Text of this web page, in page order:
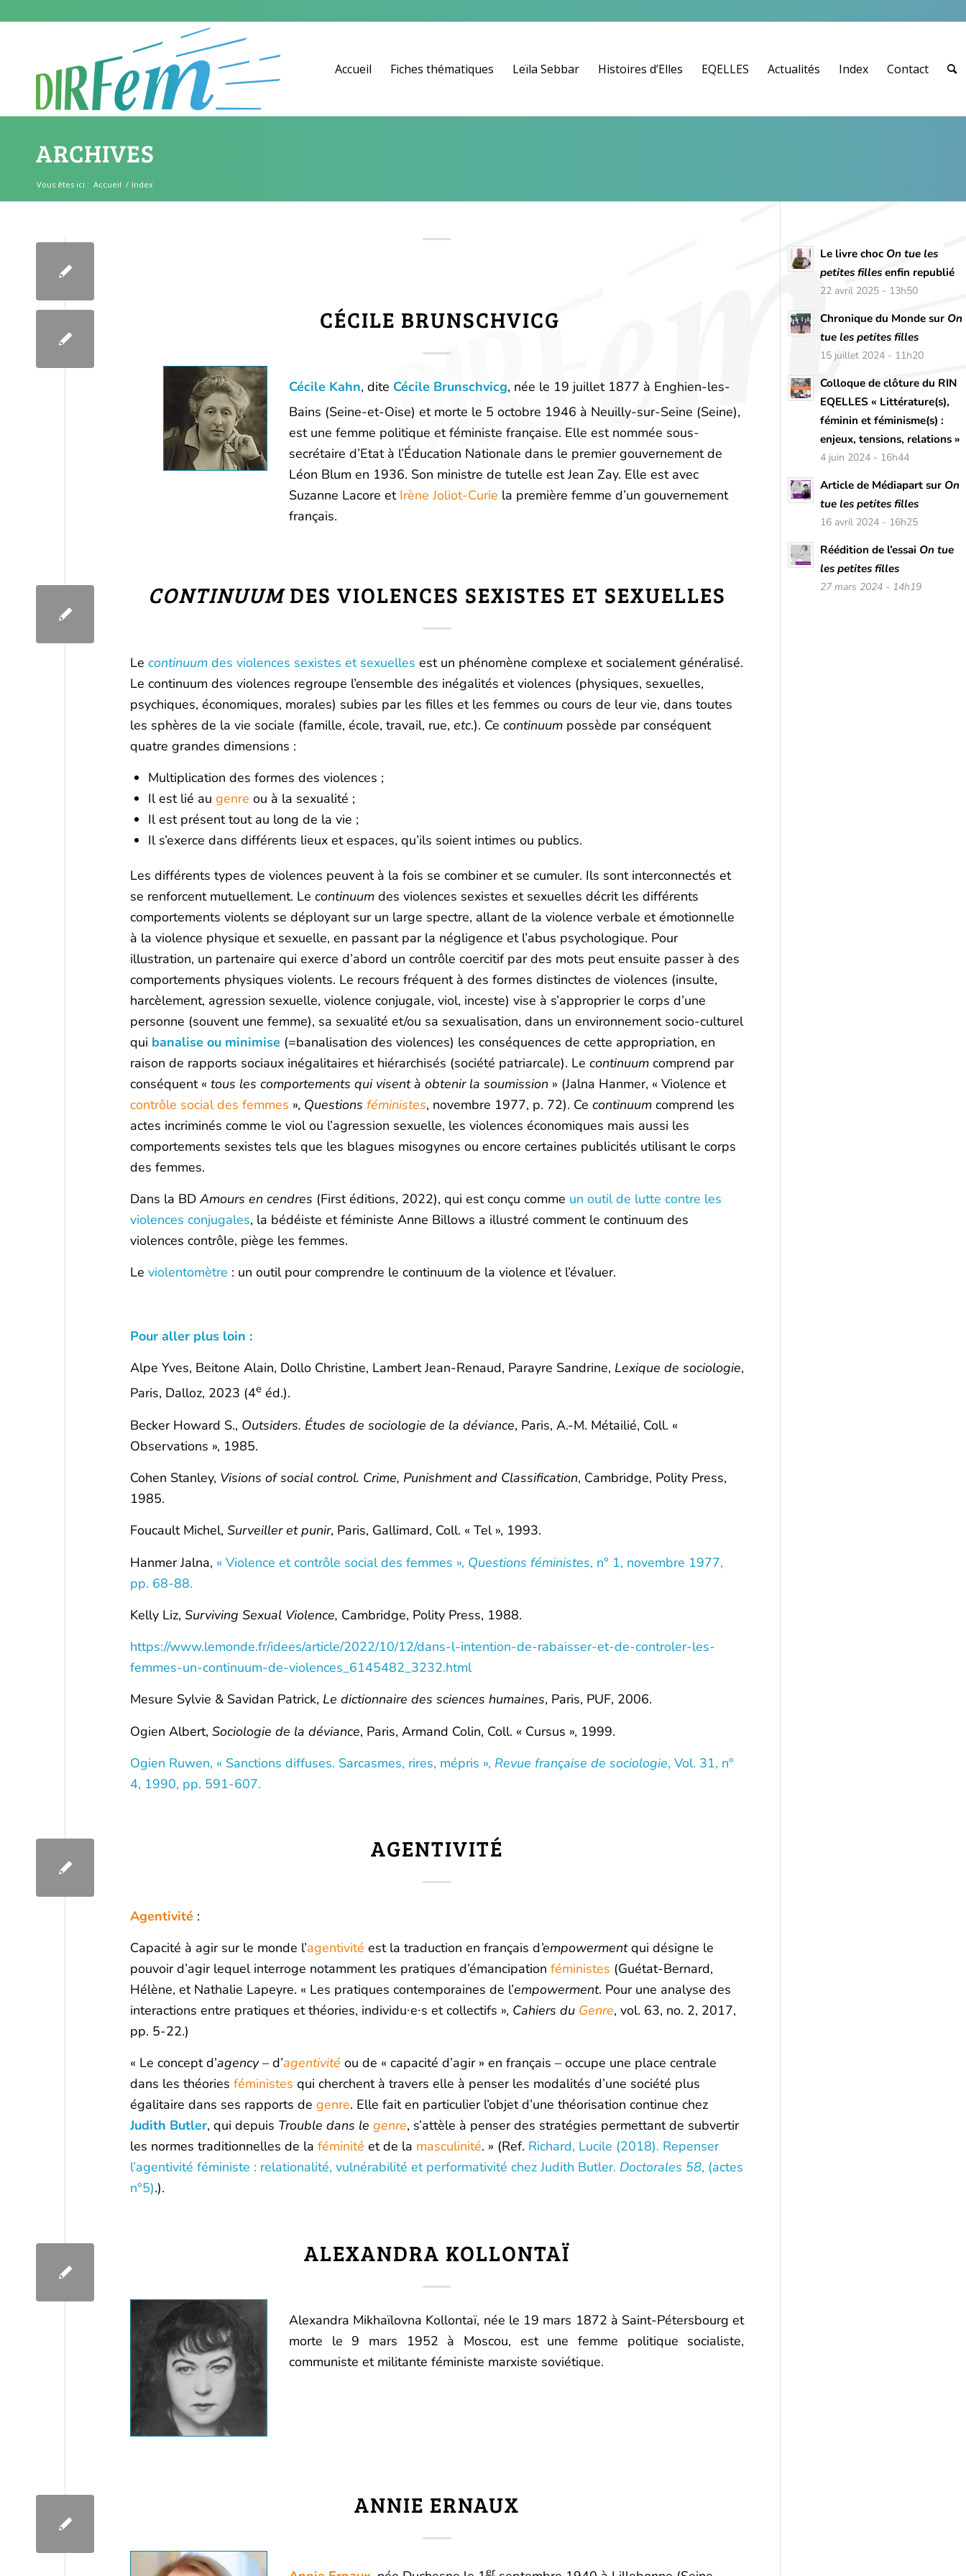
Accueil Fiches thématiques Leïla Sebbar Histoires d’Elles EQELLES Actualités Index Contact
ARCHIVES
Vous êtes ici : Accueil / Index
CÉCILE BRUNSCHVICG
Cécile Kahn, dite Cécile Brunschvicg, née le 19 juillet 1877 à Enghien-les-
Bains (Seine-et-Oise) et morte le 5 octobre 1946 à Neuilly-sur-Seine (Seine),
est une femme politique et féministe française. Elle est nommée sous-
secrétaire d’Etat à l’Éducation Nationale dans le premier gouvernement de
Léon Blum en 1936. Son ministre de tutelle est Jean Zay. Elle est avec
Suzanne Lacore et Irène Joliot-Curie la première femme d’un gouvernement
français.
CONTINUUMDES VIOLENCES SEXISTES ET SEXUELLES
Le continuum des violences sexistes et sexuelles est un phénomène complexe et socialement généralisé.
Le continuum des violences regroupe l’ensemble des inégalités et violences (physiques, sexuelles,
psychiques, économiques, morales) subies par les filles et les femmes ou cours de leur vie, dans toutes
les sphères de la vie sociale (famille, école, travail, rue, etc.). Ce continuum possède par conséquent
quatre grandes dimensions :
Multiplication des formes des violences ;
Il est lié au genre ou à la sexualité ;
Il est présent tout au long de la vie ;
Il s’exerce dans différents lieux et espaces, qu’ils soient intimes ou publics.
Les différents types de violences peuvent à la fois se combiner et se cumuler. Ils sont interconnectés et
se renforcent mutuellement. Le continuum des violences sexistes et sexuelles décrit les différents
comportements violents se déployant sur un large spectre, allant de la violence verbale et émotionnelle
à la violence physique et sexuelle, en passant par la négligence et l’abus psychologique. Pour
illustration, un partenaire qui exerce d’abord un contrôle coercitif par des mots peut ensuite passer à des
comportements physiques violents. Le recours fréquent à des formes distinctes de violences (insulte,
harcèlement, agression sexuelle, violence conjugale, viol, inceste) vise à s’approprier le corps d’une
personne (souvent une femme), sa sexualité et/ou sa sexualisation, dans un environnement socio-culturel
qui banalise ou minimise (=banalisation des violences) les conséquences de cette appropriation, en
raison de rapports sociaux inégalitaires et hiérarchisés (société patriarcale). Le continuum comprend par
conséquent « tous les comportements qui visent à obtenir la soumission » (Jalna Hanmer, « Violence et
contrôle social des femmes », Questions féministes, novembre 1977, p. 72). Ce continuum comprend les
actes incriminés comme le viol ou l’agression sexuelle, les violences économiques mais aussi les
comportements sexistes tels que les blagues misogynes ou encore certaines publicités utilisant le corps
des femmes.
Dans la BD Amours en cendres (First éditions, 2022), qui est conçu comme un outil de lutte contre les
violences conjugales, la bédéiste et féministe Anne Billows a illustré comment le continuum des
violences contrôle, piège les femmes.
Le violentomètre : un outil pour comprendre le continuum de la violence et l’évaluer.
Pour aller plus loin :
Alpe Yves, Beitone Alain, Dollo Christine, Lambert Jean-Renaud, Parayre Sandrine, Lexique de sociologie,
Paris, Dalloz, 2023 (4e éd.).
Becker Howard S., Outsiders. Études de sociologie de la déviance, Paris, A.-M. Métailié, Coll. «
Observations », 1985.
Cohen Stanley, Visions of social control. Crime, Punishment and Classification, Cambridge, Polity Press,
1985.
Foucault Michel, Surveiller et punir, Paris, Gallimard, Coll. « Tel », 1993.
Hanmer Jalna, « Violence et contrôle social des femmes », Questions féministes, n° 1, novembre 1977,
pp. 68-88.
Kelly Liz, Surviving Sexual Violence, Cambridge, Polity Press, 1988.
https://www.lemonde.fr/idees/article/2022/10/12/dans-l-intention-de-rabaisser-et-de-controler-les-
femmes-un-continuum-de-violences_6145482_3232.html
Mesure Sylvie & Savidan Patrick, Le dictionnaire des sciences humaines, Paris, PUF, 2006.
Ogien Albert, Sociologie de la déviance, Paris, Armand Colin, Coll. « Cursus », 1999.
Ogien Ruwen, « Sanctions diffuses. Sarcasmes, rires, mépris », Revue française de sociologie, Vol. 31, n°
4, 1990, pp. 591-607.
AGENTIVITÉ
Agentivité :
Capacité à agir sur le monde l’agentivité est la traduction en français d’empowermentqui désigne le
pouvoir d’agir lequel interroge notamment les pratiques d’émancipation féministes (Guétat-Bernard,
Hélène, et Nathalie Lapeyre. « Les pratiques contemporaines de l’empowerment. Pour une analyse des
interactions entre pratiques et théories, individu∙e∙s et collectifs », Cahiers du Genre, vol. 63, no. 2, 2017,
pp. 5-22.)
« Le concept d’agency – d’agentivité ou de « capacité d’agir » en français – occupe une place centrale
dans les théories féministes qui cherchent à travers elle à penser les modalités d’une société plus
égalitaire dans ses rapports de genre. Elle fait en particulier l’objet d’une théorisation continue chez
Judith Butler, qui depuis Trouble dans le genre, s’attèle à penser des stratégies permettant de subvertir
les normes traditionnelles de la féminité et de la masculinité. » (Ref. Richard, Lucile (2018). Repenser
l’agentivité féministe : relationalité, vulnérabilité et performativité chez Judith Butler. Doctorales 58, (actes
n°5).).
ALEXANDRA KOLLONTAÏ
Alexandra Mikhaïlovna Kollontaï, née le 19 mars 1872 à Saint-Pétersbourg et
morte le 9 mars 1952 à Moscou, est une femme politique socialiste,
communiste et militante féministe marxiste soviétique.
ANNIE ERNAUX
er
Le livre choc On tue les
petites filles enfin republié
22 avril 2025 - 13h50
Chronique du Monde sur On
tue les petites filles
15 juillet 2024 - 11h20
Colloque de clôture du RIN
EQELLES « Littérature(s),
féminin et féminisme(s) :
enjeux, tensions, relations »
4 juin 2024 - 16h44
Article de Médiapart sur On
tue les petites filles
16 avril 2024 - 16h25
Réédition de l’essai On tue
les petites filles
27 mars 2024 - 14h19